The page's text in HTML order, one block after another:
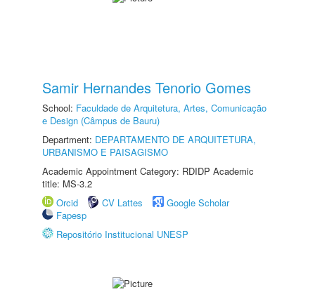
Samir Hernandes Tenorio Gomes
School: Faculdade de Arquitetura, Artes, Comunicação
e Design (Câmpus de Bauru)
Department: DEPARTAMENTO DE ARQUITETURA,
URBANISMO E PAISAGISMO
Academic Appointment Category: RDIDP Academic
title: MS-3.2
Orcid
CV Lattes
Google Scholar
Fapesp
Repositório Institucional UNESP